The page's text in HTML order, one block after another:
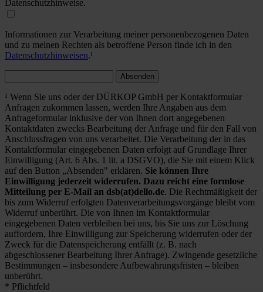
Datenschutzhinweise.
Informationen zur Verarbeitung meiner personenbezogenen Daten
und zu meinen Rechten als betroffene Person finde ich in den
Datenschutzhinweisen.¹
Absenden
¹ Wenn Sie uns oder der DÜRKOP GmbH per Kontaktformular
Anfragen zukommen lassen, werden Ihre Angaben aus dem
Anfrageformular inklusive der von Ihnen dort angegebenen
Kontaktdaten zwecks Bearbeitung der Anfrage und für den Fall von
Anschlussfragen von uns verarbeitet. Die Verarbeitung der in das
Kontaktformular eingegebenen Daten erfolgt auf Grundlage Ihrer
Einwilligung (Art. 6 Abs. 1 lit. a DSGVO), die Sie mit einem Klick
auf den Button „Absenden" erklären. Sie können Ihre
Einwilligung jederzeit widerrufen. Dazu reicht eine formlose
Mitteilung per E-Mail an dsb(at)dello.de. Die Rechtmäßigkeit der
bis zum Widerruf erfolgten Datenverarbeitungsvorgänge bleibt vom
Widerruf unberührt. Die von Ihnen im Kontaktformular
eingegebenen Daten verbleiben bei uns, bis Sie uns zur Löschung
auffordern, Ihre Einwilligung zur Speicherung widerrufen oder der
Zweck für die Datenspeicherung entfällt (z. B. nach
abgeschlossener Bearbeitung Ihrer Anfrage). Zwingende gesetzliche
Bestimmungen – insbesondere Aufbewahrungsfristen – bleiben
unberührt.
* Pflichtfeld